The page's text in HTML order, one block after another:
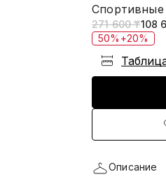
271 600 ₸108
50%+20%
Описание